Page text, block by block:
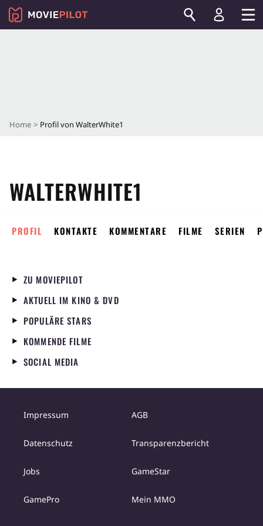
Home Profil von WalterWhite1
WALTERWHITE1
PROFIL KONTAKTE KOMMENTARE FILME SERIEN
ZU MOVIEPILOT
AKTUELL IM KINO & DVD
POPULÄRE STARS
KOMMENDE FILME
SOCIAL MEDIA
Impressum AGB
Datenschutz Transparenzbericht
Jobs GameStar
GamePro Mein MMO